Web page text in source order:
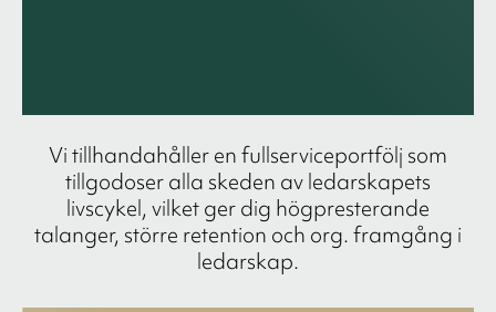
Vi tillhandahåller en fullserviceportfölj som
tillgodoser alla skeden av ledarskapets
livscykel, vilket ger dig högpresterande
talanger, större retention och org. framgång i
ledarskap.